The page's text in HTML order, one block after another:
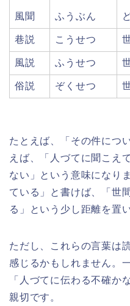
風聞 ふうぶん
巷説 こうせつ
風説 ふうせつ
俗説 ぞくせつ
たとえば、「その件につ
えば、「人づてに聞こえ
ない」という意味になり
ている」と書けば、「世
る」という少し距離を置
ただし、これらの言葉は
感じるかもしれません。
「人づてに伝わる不確か
親切です。